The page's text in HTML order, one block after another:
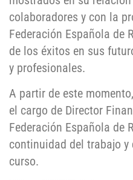
colaboradores y con la
Federación Española de
de los éxitos en sus
y profesionales.
A partir de este
el cargo de Director
Federación Española de
continuidad del trabajo y
curso.